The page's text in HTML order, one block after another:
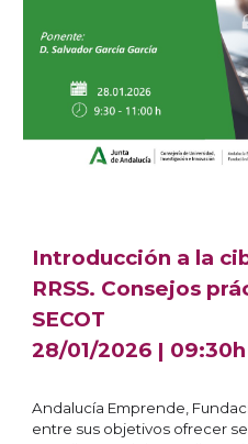
Introducción a la
RRSS. Consejos
SECOT
28/01/2026 | 09:30h
Andalucía Emprende,
entre sus objetivos ofrecer